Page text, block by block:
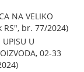
NA VELIKO
RS", br. 77/2024)
UPISU U
02-33